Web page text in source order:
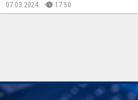
07.03.2024. 17:50